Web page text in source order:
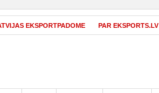
EKSPORTPADOME PAR EKSPORTS.LV